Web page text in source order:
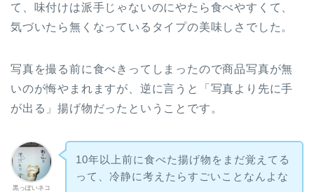
て、味付けは派手じゃないのにやたら食べやすくて、
気づいたら無くなっているタイプの美味しさでした。
写真を撮る前に食べきってしまったので商品写真が無
いのが悔やまれますが、逆に言うと「写真より先に手
が出る」揚げ物だったということです。
黒っぽいネコ
10年以上前に食べた揚げ物をまだ覚えてる
って、冷静に考えたらすごいことなんよな